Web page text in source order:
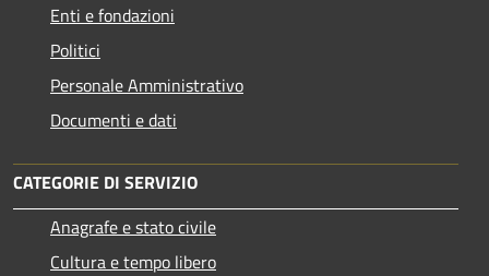
Enti e fondazioni
Politici
Personale Amministrativo
Documenti e dati
CATEGORIE DI SERVIZIO
Anagrafe e stato civile
Cultura e tempo libero